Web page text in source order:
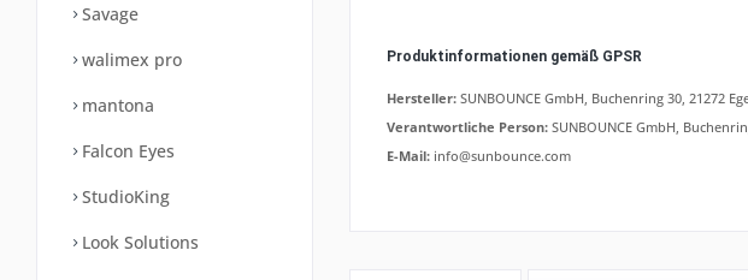
Savage
walimex pro
mantona
Falcon Eyes
StudioKing
Look Solutions
Produktinformationen gemäß GPSR
Hersteller: SUNBOUNCE GmbH, Buchenring 30, 21272
Verantwortliche Person: SUNBOUNCE GmbH,
E-Mail: info@sunbounce.com